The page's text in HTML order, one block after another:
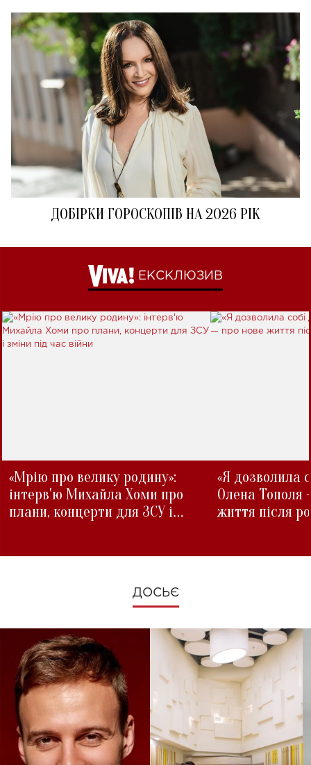
ДОБІРКИ ГОРОСКОПІВ НА 2026 РІК
ЕКСКЛЮЗИВ
«Мрію про велику родину»:
інтерв'ю Михайла Хоми про
плани, концерти для ЗСУ і
«Я дозволила
Олена Тополя
життя після
ДОСЬЄ